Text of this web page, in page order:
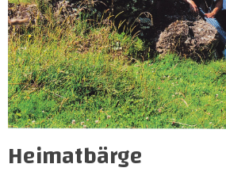
Heimatbärge